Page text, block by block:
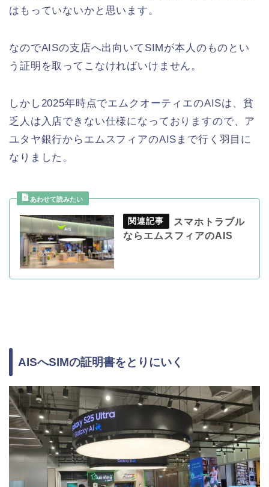
はもっていないかと思います。
なのでAISの支店へ出向いてSIMが本人のものとい
う証明を取ってこなければいけません。
しかし2025年時点でエムクオーティエのAISは、貧
乏人は入店できない仕様になっておりますので、ア
ユタヤ銀行からエムスフィアのAISまで行く羽目に
なりました。
スマホトラブル
ならエムスフィアのAIS
AISへSIMの証明書をとりにいく